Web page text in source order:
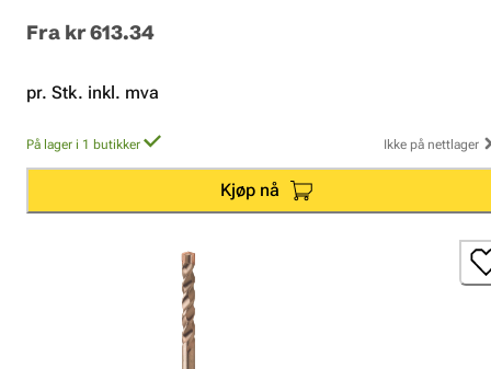
Fra kr 613.34
pr. Stk. inkl. mva
På lager i 1 butikker Ikke på nettlager
Kjøp nå